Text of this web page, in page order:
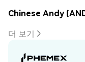
Chinese Andy
더 보기